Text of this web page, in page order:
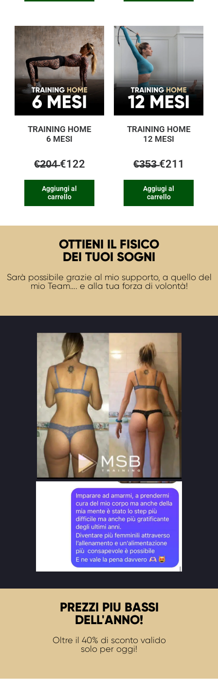
TRAINING HOME
6 MESI
€̶2̶0̶4̶ €122
Aggiungi al
carrello
TRAINING HOME
12 MESI
€̶3̶5̶3̶ €211
Aggiugi al
carrello
OTTIENI IL FISICO
DEI TUOI SOGNI
Sarà possibile grazie al mio supporto, a quello del
mio Team…. e alla tua forza di volontà!
PREZZI PIU BASSI
DELL'ANNO!
Oltre il 40% di sconto valido
solo per oggi!